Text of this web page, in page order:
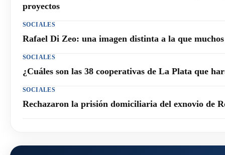
proyectos
SOCIALES
Rafael Di Zeo: una imagen distinta a la que
SOCIALES
¿Cuáles son las 38 cooperativas de La Plata que
SOCIALES
Rechazaron la prisión domiciliaria del exnovio de